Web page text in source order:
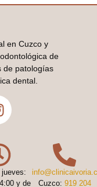
en Cuzco y
de
de patologías
dental.
jueves:
y de
Cuzco: 919 204